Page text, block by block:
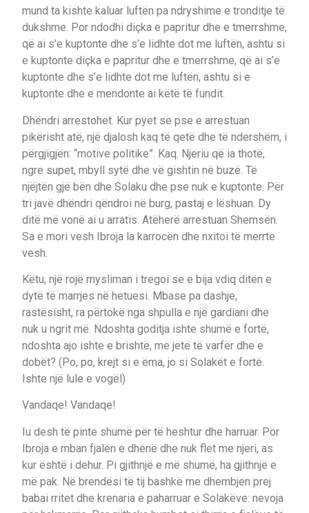
mund ta kishte kaluar luftën pa ndryshime e tronditje të
dukshme. Por ndodhi diçka e papritur dhe e tmerrshme,
që ai s’e kuptonte dhe s’e lidhte dot me luftën, ashtu si
e kuptonte diçka e papritur dhe e tmerrshme, që ai s’e
kuptonte dhe s’e lidhte dot me luftën, ashtu si e
kuptonte dhe e mendonte ai këtë të fundit.
Dhëndri arrestohet. Kur pyet se pse e arrestuan
pikërisht atë, një djalosh kaq të qetë dhe të ndershëm, i
përgjigjën: “motive politike”. Kaq. Njeriu që ia thotë,
ngre supet, mbyll sytë dhe vë gishtin në buzë. Të
njëjtën gjë bën dhe Solaku dhe pse nuk e kuptonte. Për
tri javë dhëndri qëndroi në burg, pastaj e lëshuan. Dy
ditë më vonë ai u arratis. Atëherë arrestuan Shemsën.
Sa e mori vesh Ibroja la karrocën dhe nxitoi të merrte
vesh.
Këtu, një rojë mysliman i tregoi se e bija vdiq ditën e
dytë të marrjes në hetuesi. Mbase pa dashje,
rastësisht, ra përtokë nga shpulla e një gardiani dhe
nuk u ngrit më. Ndoshta goditja ishte shumë e fortë,
ndoshta ajo ishte e brishtë, me jetë të varfër dhe e
dobët? (Po, po, krejt si e ëma, jo si Solakët e fortë.
Ishte një lule e vogël)
Vandaqe! Vandaqe!
Iu desh të pinte shumë për të heshtur dhe harruar. Por
Ibroja e mban fjalën e dhënë dhe nuk flet me njeri, as
kur është i dehur. Pi gjithnjë e më shumë, ha gjithnjë e
më pak. Në brendësi të tij bashkë me dhembjen prej
babai rritet dhe krenaria e paharruar e Solakëve: nevoja